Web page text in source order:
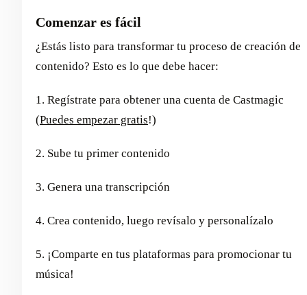
Comenzar es fácil
¿Estás listo para transformar tu proceso de creación de
contenido? Esto es lo que debe hacer:
1. Regístrate para obtener una cuenta de Castmagic
(Puedes empezar gratis!)
2. Sube tu primer contenido
3. Genera una transcripción
4. Crea contenido, luego revísalo y personalízalo
5. ¡Comparte en tus plataformas para promocionar tu
música!